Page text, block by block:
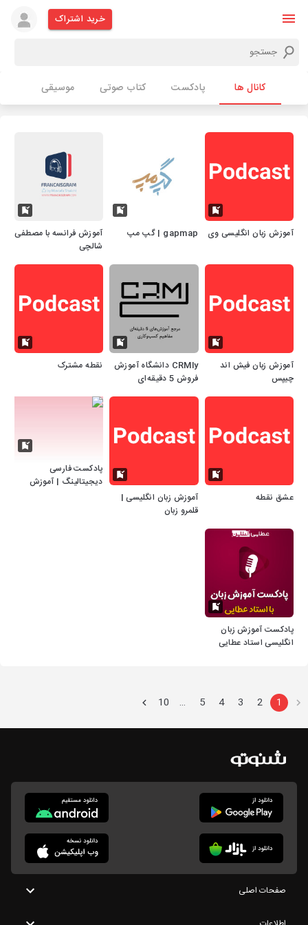
خرید اشتراک
کانال ها پادکست کتاب صوتی موسیقی
آموزش زبان انگلیسی وی gapmap | گپ مپ
آموزش فرانسه با مصطفی
شالچی
آموزش زبان فیش اند
چیپس
CRMly دانشگاه آموزش
فروش 5 دقیقه‌ای
نقطه مشترک
عشق نقطه
آموزش زبان انگلیسی |
قلمرو زبان
پادکست فارسی
دیجیتالینگ | آموزش
پادکست آموزش زبان
انگلیسی استاد عطایی
1
2
3
4
5
…
10
صفحات اصلی